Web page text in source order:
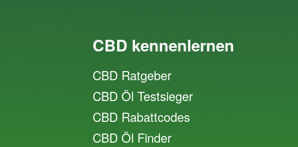
CBD kennenlernen
CBD Ratgeber
CBD Öl Testsieger
CBD Rabattcodes
CBD Öl Finder